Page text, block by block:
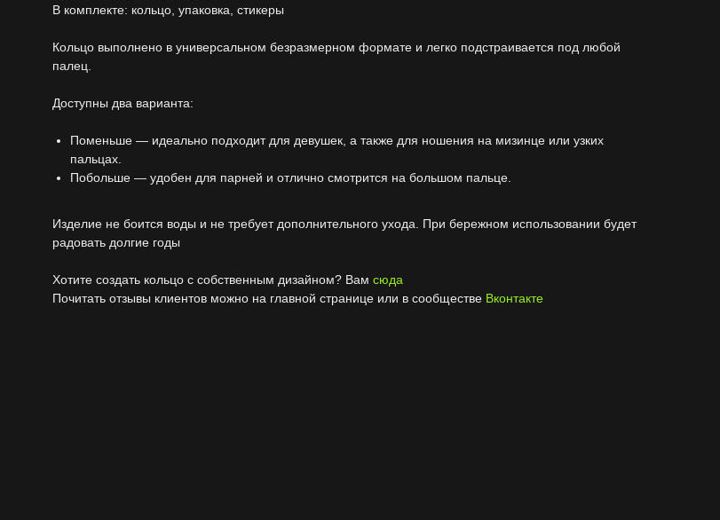
В комплекте: кольцо, упаковка, стикеры
Кольцо выполнено в универсальном безразмерном формате и легко подстраивается под любой
палец.
Доступны два варианта:
Поменьше — идеально подходит для девушек, а также для ношения на мизинце или узких
пальцах.
Побольше — удобен для парней и отлично смотрится на большом пальце.
Изделие не боится воды и не требует дополнительного ухода. При бережном использовании будет
радовать долгие годы
Хотите создать кольцо с собственным дизайном? Вам сюда
Почитать отзывы клиентов можно на главной странице или в сообществе Вконтакте